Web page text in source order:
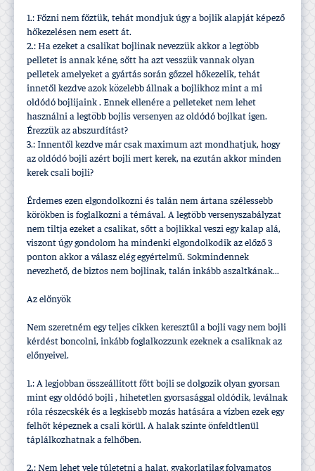
1.: Főzni nem főztük, tehát mondjuk úgy a bojlik alapját képező
hőkezelésen nem esett át.
2.: Ha ezeket a csalikat bojlinak nevezzük akkor a legtöbb
pelletet is annak kéne, sőtt ha azt vesszük vannak olyan
pelletek amelyeket a gyártás során gőzzel hőkezelik, tehát
innetől kezdve azok közelebb állnak a bojlikhoz mint a mi
oldódó bojlijaink . Ennek ellenére a pelleteket nem lehet
használni a legtöbb bojlis versenyen az oldódó bojlkat igen.
Érezzük az abszurdí­tást?
3.: Innentől kezdve már csak maximum azt mondhatjuk, hogy
az oldódó bojli azért bojli mert kerek, na ezután akkor minden
kerek csali bojli?
Érdemes ezen elgondolkozni és talán nem ártana szélessebb
körökben is foglalkozni a témával. A legtöbb versenyszabályzat
nem tiltja ezeket a csalikat, sőtt a bojlikkal veszi egy kalap alá,
viszont úgy gondolom ha mindenki elgondolkodik az előző 3
ponton akkor a válasz elég egyértelmű. Sokmindennek
nevezhető, de biztos nem bojlinak, talán inkább aszaltkának...
Az előnyök
Nem szeretném egy teljes cikken keresztűl a bojli vagy nem bojli
kérdést boncolni, inkább foglalkozzunk ezeknek a csaliknak az
előnyeivel.
1.: A legjobban összeállí­tott főtt bojli se dolgozik olyan gyorsan
mint egy oldódó bojli , hihetetlen gyorsasággal oldódik, leválnak
róla részecskék és a legkisebb mozás hatására a ví­zben ezek egy
felhőt képeznek a csali körül. A halak szinte önfeldtlenül
táplálkozhatnak a felhőben.
2.: Nem lehet vele túletetni a halat, gyakorlatilag folyamatos